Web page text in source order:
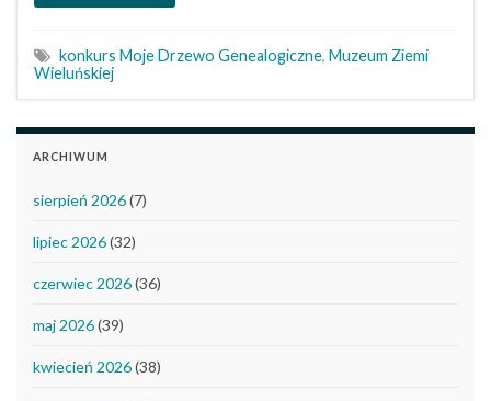
konkurs Moje Drzewo Genealogiczne, Muzeum Ziemi
Wieluńskiej
ARCHIWUM
sierpień 2026(7)
lipiec 2026(32)
czerwiec 2026(36)
maj 2026(39)
kwiecień 2026(38)